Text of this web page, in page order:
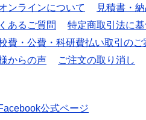
ンラインについて
見積書・
あるご質問
特定商取引法に
費・公費・科研費払い取引のご
からの声 ご注文の取り消し
公式ページ